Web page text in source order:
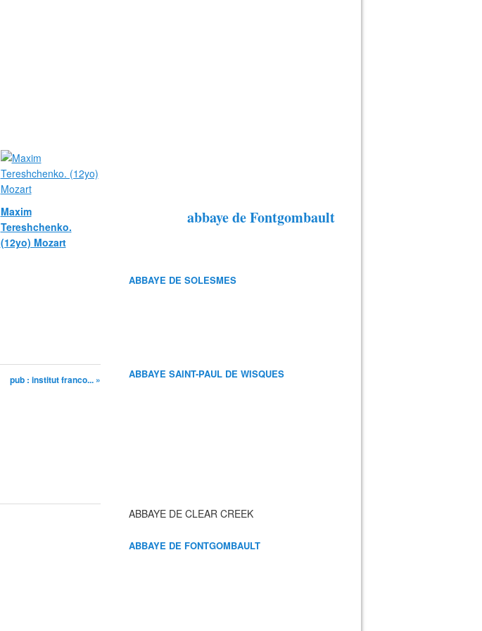
Maxim
Tereshchenko.
(12yo) Mozart
pub : institut franco... »
abbaye de Fontgombault
ABBAYE DE SOLESMES
ABBAYE SAINT-PAUL DE WISQUES
ABBAYE DE CLEAR CREEK
ABBAYE DE FONTGOMBAULT